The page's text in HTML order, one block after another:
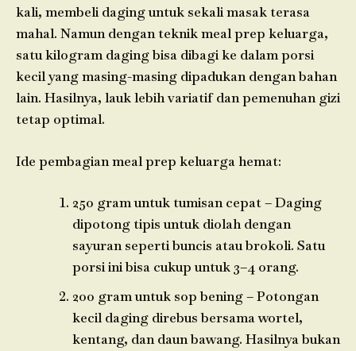
kali, membeli daging untuk sekali masak terasa
mahal. Namun dengan teknik meal prep keluarga,
satu kilogram daging bisa dibagi ke dalam porsi
kecil yang masing-masing dipadukan dengan bahan
lain. Hasilnya, lauk lebih variatif dan pemenuhan gizi
tetap optimal.
Ide pembagian meal prep keluarga hemat:
250 gram untuk tumisan cepat – Daging
dipotong tipis untuk diolah dengan
sayuran seperti buncis atau brokoli. Satu
porsi ini bisa cukup untuk 3–4 orang.
200 gram untuk sop bening – Potongan
kecil daging direbus bersama wortel,
kentang, dan daun bawang. Hasilnya bukan